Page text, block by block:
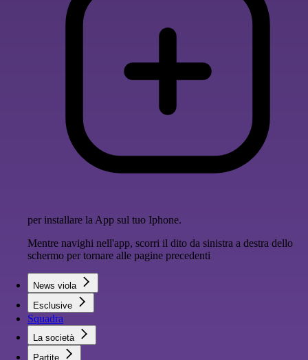
per installare la App sul tuo Iphone.
Mentre navighi nell'app, scorri il dito da sinistra a destra dello
schermo per tornare alle pagine precedenti
News viola
Esclusive
Squadra
La società
Partite